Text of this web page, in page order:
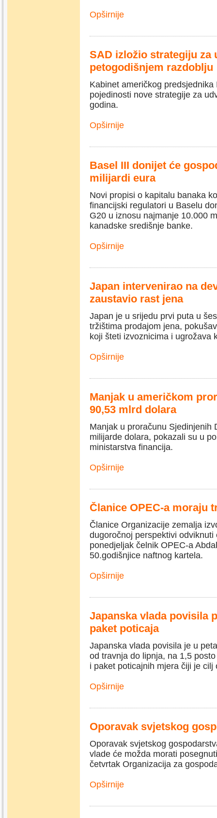
Opširnije
SAD izložio strategiju za
petogodišnjem razdoblju
Kabinet američkog
pojedinosti nove strategije za
godina.
Opširnije
Basel III donijet će
milijardi eura
Novi propisi o kapitalu banaka
financijski regulatori u Baselu
G20 u iznosu najmanje 10.000
kanadske središnje banke.
Opširnije
Japan intervenirao na
zaustavio rast jena
Japan je u srijedu prvi puta u
tržištima prodajom jena,
koji šteti izvoznicima i ugrožava
Opširnije
Manjak u američkom
90,53 mlrd dolara
Manjak u proračunu Sjedinjenih
milijarde dolara, pokazali su u
ministarstva financija.
Opširnije
Članice OPEC-a moraju
Članice Organizacije zemalja
dugoročnoj perspektivi
ponedjeljak čelnik OPEC-a
50.godišnjice naftnog kartela.
Opširnije
Japanska vlada povisila
paket poticaja
Japanska vlada povisila je u
od travnja do lipnja, na 1,5
i paket poticajnih mjera čiji je
Opširnije
Oporavak svjetskog
Oporavak svjetskog
vlade će možda morati
četvrtak Organizacija za
Opširnije